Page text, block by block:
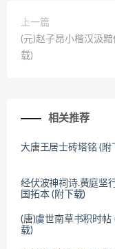
上一篇
(元)赵子昂小楷汉汲黯
载)
相关推荐
大唐王居士砖塔铭 (附
经伏波神祠诗.黄庭坚
国拓本 (附下载)
(唐)虞世南草书积时帖
载)